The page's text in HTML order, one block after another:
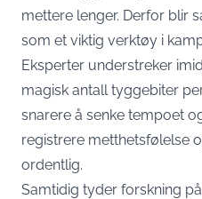
mettere lenger. Derfor blir
som et viktig verktøy i
Eksperter understreker
magisk antall tyggebiter
snarere å senke tempoet
registrere metthetsfølelse
ordentlig.
Samtidig tyder forskning